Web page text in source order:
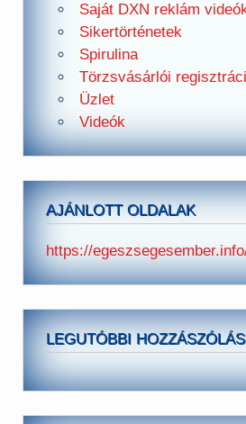
Saját DXN reklám
Sikertörténetek
Spirulina
Törzsvásárlói
Üzlet
Videók
AJÁNLOTT OLDALAK
https://
LEGUTÓBBI